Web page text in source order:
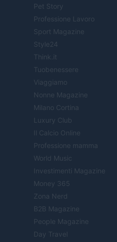
Pet Story
Professione Lavoro
Sport Magazine
Style24
Think.it
Tuobenessere
Viaggiamo
Nonne Magazine
Milano Cortina
Luxury Club
Il Calcio Online
Professione mamma
World Music
Investimenti Magazine
Money 365
Zona Nerd
B2B Magazine
People Magazine
Day Travel